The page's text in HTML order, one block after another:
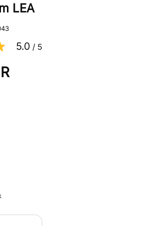
LEA
5.0 / 5